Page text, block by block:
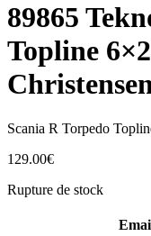
89865
Topline
Scania R Torpedo
129.00€
Rupture de stock